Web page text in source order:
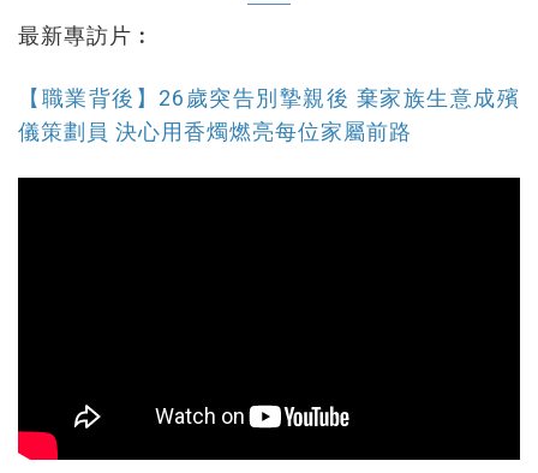
最新專訪片︰
【職業背後】26歲突告別摯親後 棄家族生意成殯
儀策劃員 決心用香燭燃亮每位家屬前路